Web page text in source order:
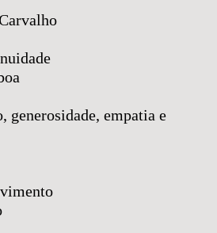
generosidade, empatia e